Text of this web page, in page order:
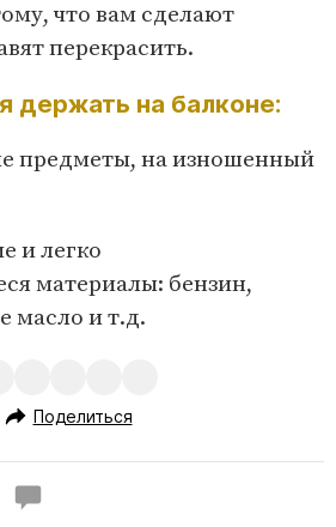
что вам сделают
перекрасить.
держать на балконе:
предметы, на изношенный
и легко
материалы: бензин,
масло и т.д.
Поделиться